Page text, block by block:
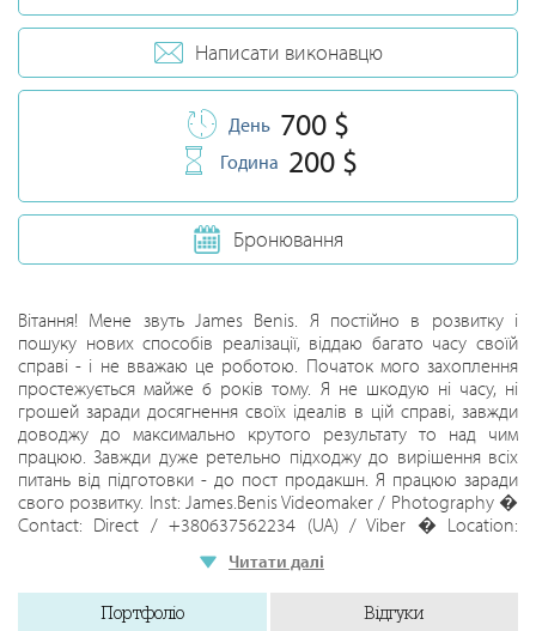
Написати виконавцю
День 700 $
Година 200 $
Бронювання
Вітання! Мене звуть James Benis. Я постійно в розвитку і
пошуку нових способів реалізації, віддаю багато часу своїй
справі - і не вважаю це роботою. Початок мого захоплення
простежується майже 6 років тому. Я не шкодую ні часу, ні
грошей заради досягнення своїх ідеалів в цій справі, завжди
доводжу до максимально крутого результату то над чим
працюю. Завжди дуже ретельно підходжу до вирішення всіх
питань від підготовки - до пост продакшн. Я працюю заради
свого розвитку. Inst: James.Benis Videomaker / Photography �
Contact: Direct / +380637562234 (UA) / Viber � Location:
Читати далі
Портфоліо Відгуки